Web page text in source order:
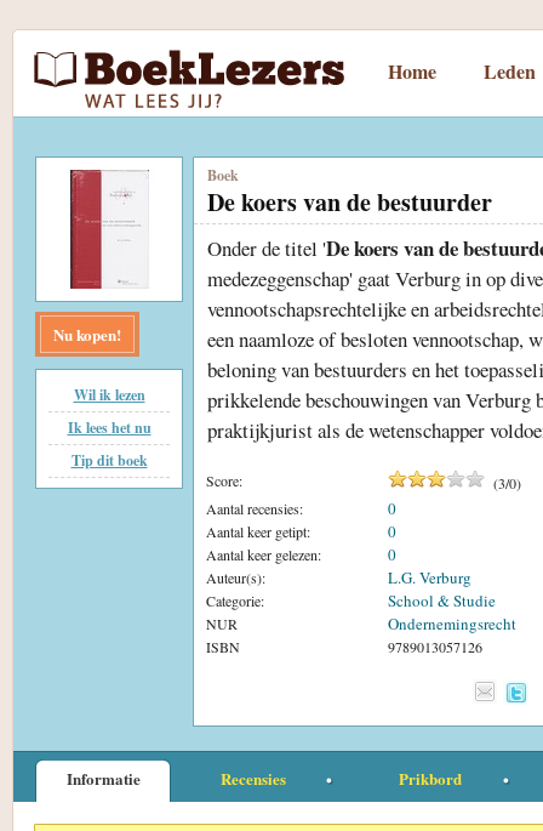
Home Leden
Nu kopen!
Wil ik lezen
Ik lees het nu
Tip dit boek
Boek
De koers van de bestuurder
Onder de titel 'De koers van de
medezeggenschap' gaat Verburg in op
vennootschapsrechtelijke en
een naamloze of besloten vennootschap,
beloning van bestuurders en het
prikkelende beschouwingen van Verburg
praktijkjurist als de wetenschapper
Score: (3/0)
Aantal recensies:
0
Aantal keer getipt: 0
Aantal keer gelezen: 0
Auteur(s): L.G. Verburg
Categorie: School & Studie
NUR Ondernemingsrecht
ISBN 9789013057126
Informatie Recensies Prikbord